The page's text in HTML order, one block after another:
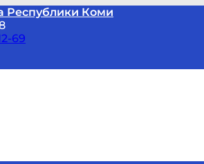
Республики Коми
69